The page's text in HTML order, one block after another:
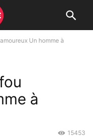
Un homme à
à
15453